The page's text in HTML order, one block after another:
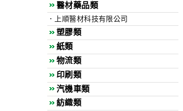
醫材藥品類
．上順醫材科技有限公司
塑膠類
紙類
物流類
印刷類
汽機車類
紡織類